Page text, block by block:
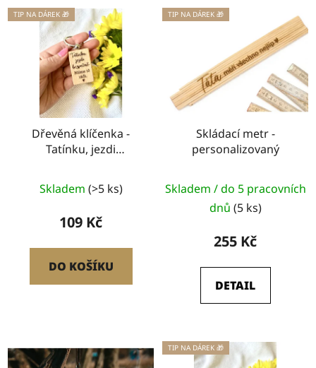
TIP NA DÁREK 🎁
Dřevěná klíčenka -
Tatínku, jezdi
hodnocení
produktu
5,0
z
Skladem (>5 ks)
109 Kč
DO KOŠÍKU
TIP NA DÁREK 🎁
Skládací metr -
personalizovaný
Skladem / do 5 pracovních
dnů (5 ks)
255 Kč
DETAIL
TIP NA DÁREK 🎁